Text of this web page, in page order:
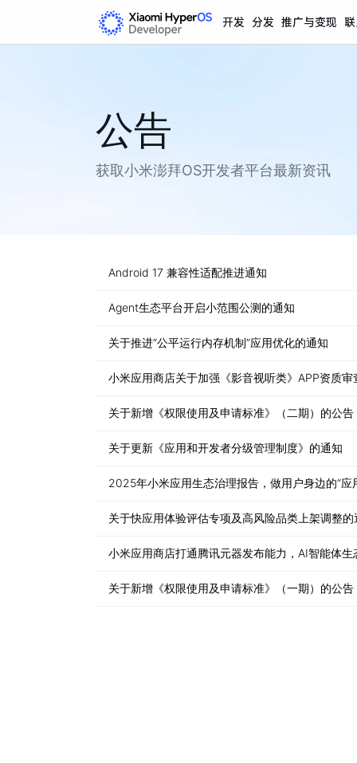
开发 分发 推广与变现
公告
获取小米澎拜OS开发者平台最新资讯
Android 17 兼容性适配推进通知
Agent生态平台开启小范围公测的通知
关于推进“公平运行内存机制”应用优化的通知
小米应用商店关于加强《影音视听类》APP资质
关于新增《权限使用及申请标准》（二期）的公告
关于更新《应用和开发者分级管理制度》的通知
2025年小米应用生态治理报告，做用户身边的“应
关于快应用体验评估专项及高风险品类上架调整的
小米应用商店打通腾讯元器发布能力，AI智能体生
关于新增《权限使用及申请标准》（一期）的公告